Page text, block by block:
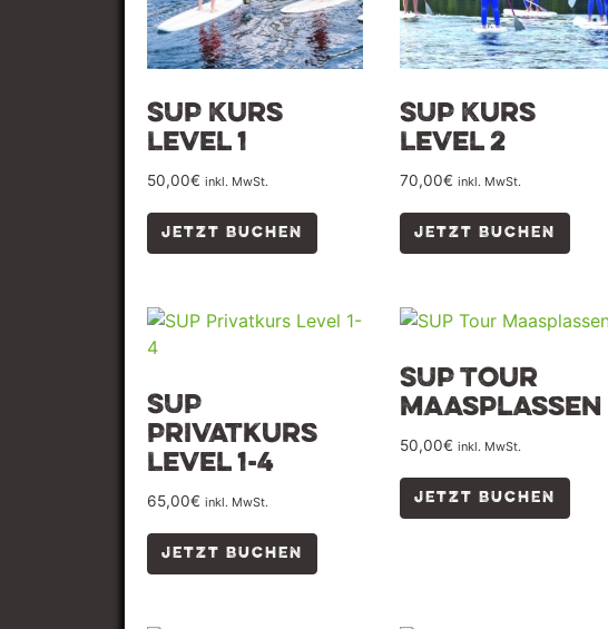
SUP Kurs
Level 1
50,00€ inkl. MwSt.
JETZT BUCHEN
SUP Kurs
Level 2
70,00€ inkl. MwSt.
JETZT BUCHEN
SUP
Privatkurs
Level 1-4
65,00€ inkl. MwSt.
JETZT BUCHEN
SUP Tour
Maasplassen
50,00€ inkl. MwSt.
JETZT BUCHEN